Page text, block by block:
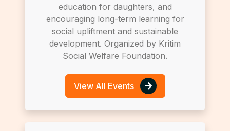
education for daughters, and
encouraging long-term learning for
social upliftment and sustainable
development. Organized by Kritim
Social Welfare Foundation.
View All Events